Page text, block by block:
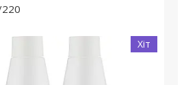
220
Хіт